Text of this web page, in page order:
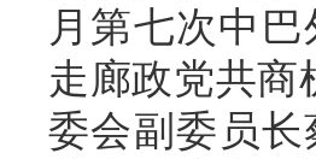
月第七次中
走廊政党共商
委会副委员长